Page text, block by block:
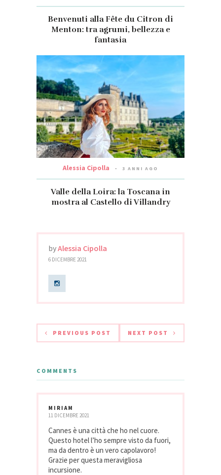
Benvenuti alla Fête du Citron di
Menton: tra agrumi, bellezza e
fantasia
Alessia Cipolla 3 ANNI AGO
Valle della Loira: la Toscana in
mostra al Castello di Villandry
byAlessia Cipolla
6 DICEMBRE 2021
PREVIOUS POST NEXT POST
COMMENTS
MIRIAM
11 DICEMBRE 2021
Cannes è una città che ho nel cuore.
Questo hotel l’ho sempre visto da fuori,
ma da dentro è un vero capolavoro!
Grazie per questa meravigliosa
incursione.